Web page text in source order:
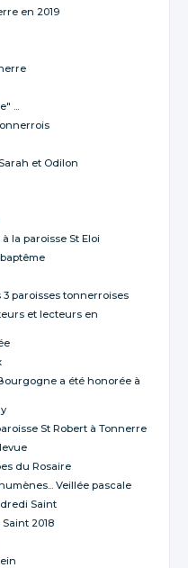
en 2019
...
et Odilon
la paroisse St Eloi
paroisses tonnerroises
et lecteurs en
a été honorée à
St Robert à Tonnerre
du Rosaire
Veillée pascale
Saint
2018